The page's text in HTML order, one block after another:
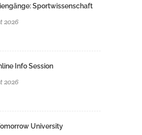
Sportwissenschaft
2026
Info Session
2026
University